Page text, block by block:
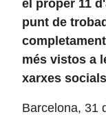
el proper 11
punt de
més vistos a
xarxes socials
Barcelona, 31